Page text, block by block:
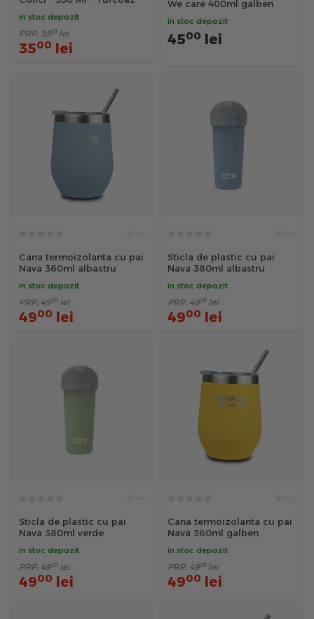
in stoc depozit
PRP: 3501 lei
3500 lei
We care 400ml galben
in stoc depozit
4500 lei
Cana termoizolanta cu pai
Nava 360ml albastru
in stoc depozit
PRP: 4901 lei
4900 lei
Sticla de plastic cu pai
Nava 380ml albastru
in stoc depozit
PRP: 4901 lei
4900 lei
Sticla de plastic cu pai
Nava 380ml verde
in stoc depozit
PRP: 4901 lei
4900 lei
Cana termoizolanta cu pai
Nava 360ml galben
in stoc depozit
PRP: 4901 lei
4900 lei